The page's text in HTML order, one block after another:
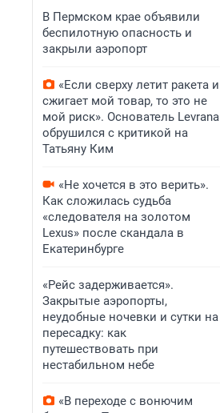
В Пермском крае объявили
беспилотную опасность и
закрыли аэропорт
«Если сверху летит ракета и
сжигает мой товар, то это не
мой риск». Основатель Levrana
обрушился с критикой на
Татьяну Ким
«Не хочется в это верить».
Как сложилась судьба
«следователя на золотом
Lexus» после скандала в
Екатеринбурге
«Рейс задерживается».
Закрытые аэропорты,
неудобные ночевки и сутки на
пересадку: как
путешествовать при
нестабильном небе
«В переходе с вонючим